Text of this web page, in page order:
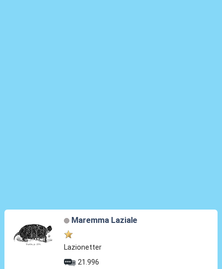
Maremma Laziale
Lazionetter
21.996